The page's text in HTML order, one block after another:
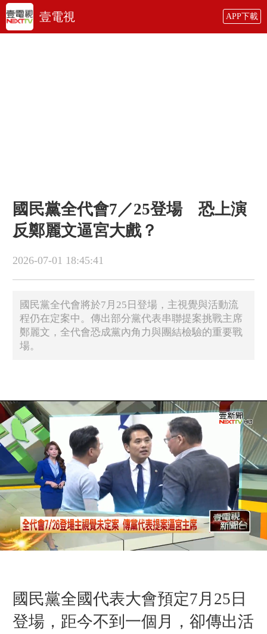
壹電視 APP下載
國民黨全代會7／25登場 恐上演
反鄭麗文逼宮大戲？
2026-07-01 18:45:41
國民黨全代會將於7月25日登場，主視覺與活動流
程仍在定案中。傳出部分黨代表串聯提案挑戰主席
鄭麗文，全代會恐成黨內角力與團結檢驗的重要戰
場。
國民黨全國代表大會預定7月25日
登場，距今不到一個月，卻傳出活